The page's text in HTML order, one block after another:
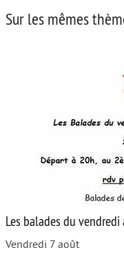
Sur les mêmes
Les balades du
Vendredi 7 août